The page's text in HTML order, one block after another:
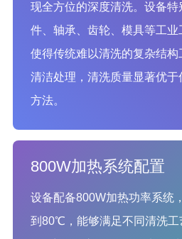
现全方位的深度清洗。设备特
件、轴承、齿轮、模具等工业
使得传统难以清洗的复杂结
清洁处理，清洗质量显著优
方法。
800W加热系统配置
设备配备800W加热功率系统
到80℃，能够满足不同清洗工